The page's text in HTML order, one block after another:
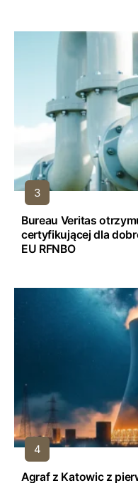
Bureau Veritas
certyfikującej dla
EU RFNBO
Agraf z Katowic z